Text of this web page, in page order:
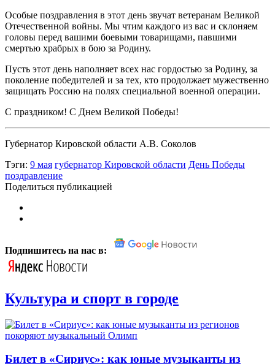
Особые поздравления в этот день звучат ветеранам Великой
Отечественной войны. Мы чтим каждого из вас и склоняем
головы перед вашими боевыми товарищами, павшими
смертью храбрых в бою за Родину.
Пусть этот день наполняет всех нас гордостью за Родину, за
поколение победителей и за тех, кто продолжает мужественно
защищать Россию на полях специальной военной операции.
С праздником! С Днем Великой Победы!
Губернатор Кировской области А.В. Соколов
Тэги: 9 мая губернатор Кировской области День Победы
поздравление
Поделиться публикацией
Подпишитесь на нас в:
Культура и спорт в городе
Билет в «Сириус»: как юные музыканты из